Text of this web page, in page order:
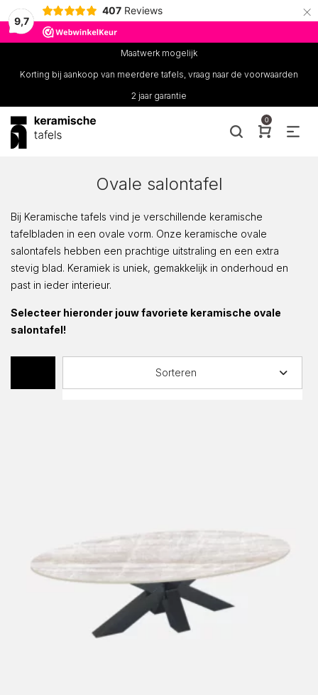
9,7
407 Reviews ×
Maatwerk mogelijk
Korting bij aankoop van meerdere tafels, vraag naar de voorwaarden
2 jaar garantie
0
Ovale salontafel
Bij Keramische tafels vind je verschillende keramische
tafelbladen in een ovale vorm. Onze keramische ovale
salontafels hebben een prachtige uitstraling en een extra
stevig blad. Keramiek is uniek, gemakkelijk in onderhoud en
past in ieder interieur.
Selecteer hieronder jouw favoriete keramische ovale
salontafel!
Sorteren